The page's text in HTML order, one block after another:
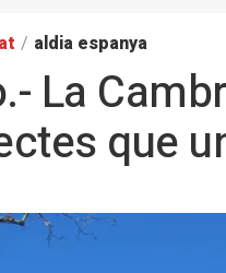
/ aldia espanya
La
que